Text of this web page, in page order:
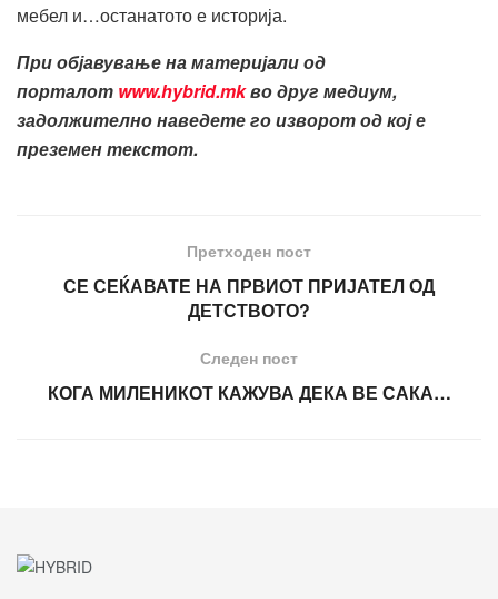
мебел и…останатото е историја.
При објавување на материјали од
порталот www.hybrid.mkво друг медиум,
задолжително наведете го изворот од кој е
преземен текстот.
Претходен пост
СЕ СЕЌАВАТЕ НА ПРВИОТ ПРИЈАТЕЛ ОД
ДЕТСТВОТО?
Следен пост
КОГА МИЛЕНИКОТ КАЖУВА ДЕКА ВЕ САКА…